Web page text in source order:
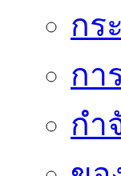
กร
กา
กำ